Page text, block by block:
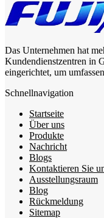
Das Unternehmen hat
Kundendienstzentren in
eingerichtet, um
Schnellnavigation
Startseite
Über uns
Produkte
Nachricht
Blogs
Kontaktieren Sie
Ausstellungsraum
Blog
Rückmeldung
Sitemap